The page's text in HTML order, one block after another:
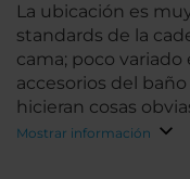
La ubicación es
standards de la
cama; poco
accesorios del
hicieran cosas
Mostrar información